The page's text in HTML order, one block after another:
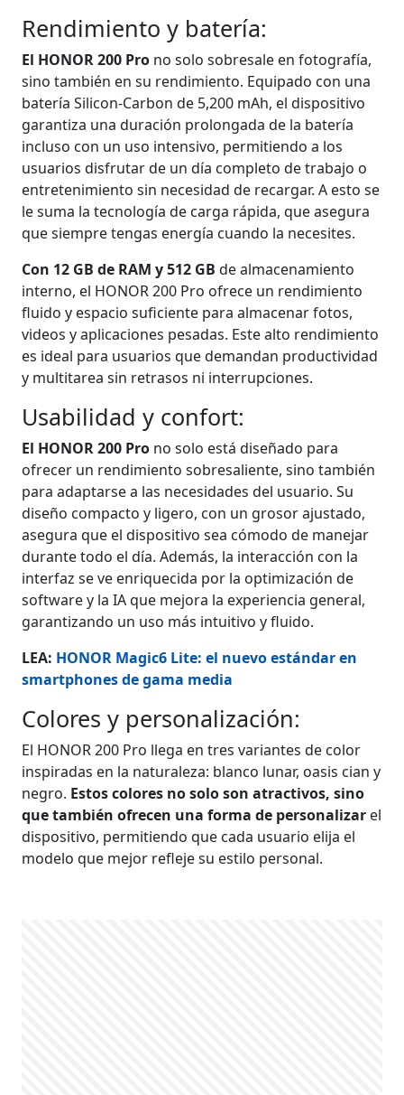
Rendimiento y batería:
El HONOR 200 Pro no solo sobresale en fotografía,
sino también en su rendimiento. Equipado con una
batería Silicon-Carbon de 5,200 mAh, el dispositivo
garantiza una duración prolongada de la batería
incluso con un uso intensivo, permitiendo a los
usuarios disfrutar de un día completo de trabajo o
entretenimiento sin necesidad de recargar. A esto se
le suma la tecnología de carga rápida, que asegura
que siempre tengas energía cuando la necesites.
Con 12 GB de RAM y 512 GBde almacenamiento
interno, el HONOR 200 Pro ofrece un rendimiento
fluido y espacio suficiente para almacenar fotos,
videos y aplicaciones pesadas. Este alto rendimiento
es ideal para usuarios que demandan productividad
y multitarea sin retrasos ni interrupciones.
Usabilidad y confort:
El HONOR 200 Pro no solo está diseñado para
ofrecer un rendimiento sobresaliente, sino también
para adaptarse a las necesidades del usuario. Su
diseño compacto y ligero, con un grosor ajustado,
asegura que el dispositivo sea cómodo de manejar
durante todo el día. Además, la interacción con la
interfaz se ve enriquecida por la optimización de
software y la IA que mejora la experiencia general,
garantizando un uso más intuitivo y fluido.
LEA: HONOR Magic6 Lite: el nuevo estándar en
smartphones de gama media
Colores y personalización:
El HONOR 200 Pro llega en tres variantes de color
inspiradas en la naturaleza: blanco lunar, oasis cian y
negro. Estos colores no solo son atractivos, sino
que también ofrecen una forma de personalizar el
dispositivo, permitiendo que cada usuario elija el
modelo que mejor refleje su estilo personal.